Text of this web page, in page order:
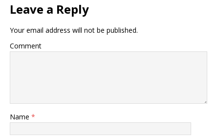
Leave a Reply
Your email address will not be published.
Comment
Name *